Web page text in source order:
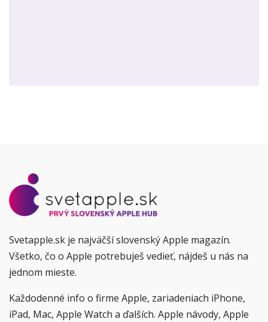
Svetapple.sk je najväčší slovenský Apple magazín.
Všetko, čo o Apple potrebuješ vedieť, nájdeš u nás na
jednom mieste.
Každodenné info o firme Apple, zariadeniach iPhone,
iPad, Mac, Apple Watch a ďalších. Apple návody, Apple